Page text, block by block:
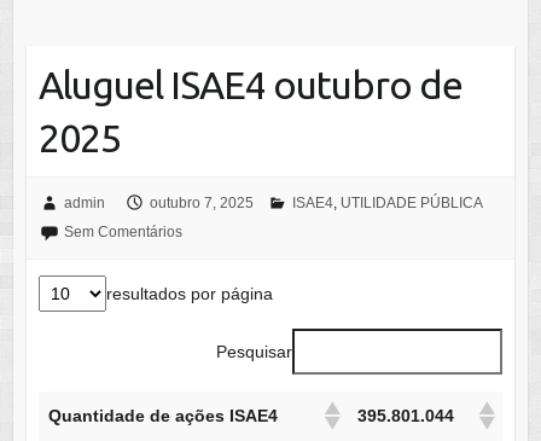
Aluguel ISAE4 outubro de
2025
admin outubro 7, 2025 ISAE4, UTILIDADE PÚBLICA
Sem Comentários
resultados por página
Pesquisar
Quantidade de ações ISAE4 395.801.044